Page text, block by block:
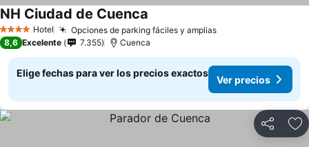
4 EstrellasHotel Opciones de parking fáciles y ampliasVer precios
NH Ciudad de Cuenca
8,6 Excelente 7.355 Cuenca
Elige fechas para ver los precios exactos
Ver precios
Compartir